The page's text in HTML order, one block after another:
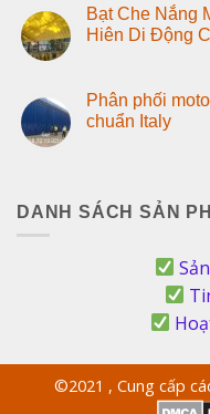
Bạt Che Nắng
Hiên Di Động
Phân phối
chuẩn Italy
DANH SÁCH SẢN
©2021 , Cung cấp